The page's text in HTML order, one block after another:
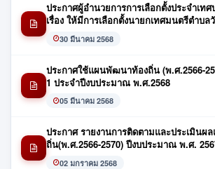
ประกาศผู้อำนวยการการเลือกตั้งประจำเท
เรื่อง ให้มีการเลือกตั้งนายกเทศมนตรีตำบล
30 มีนาคม 2568
ประกาศใช้แผนพัฒนาท้องถิ่น (พ.ศ.2566-
1 ประจำปีงบประมาณ พ.ศ.2568
05 มีนาคม 2568
ประกาศ รายงานการติดตามและประเมิน
ถิ่น(พ.ศ.2566-2570) ปีงบประมาณ พ.ศ.
02 มกราคม 2568